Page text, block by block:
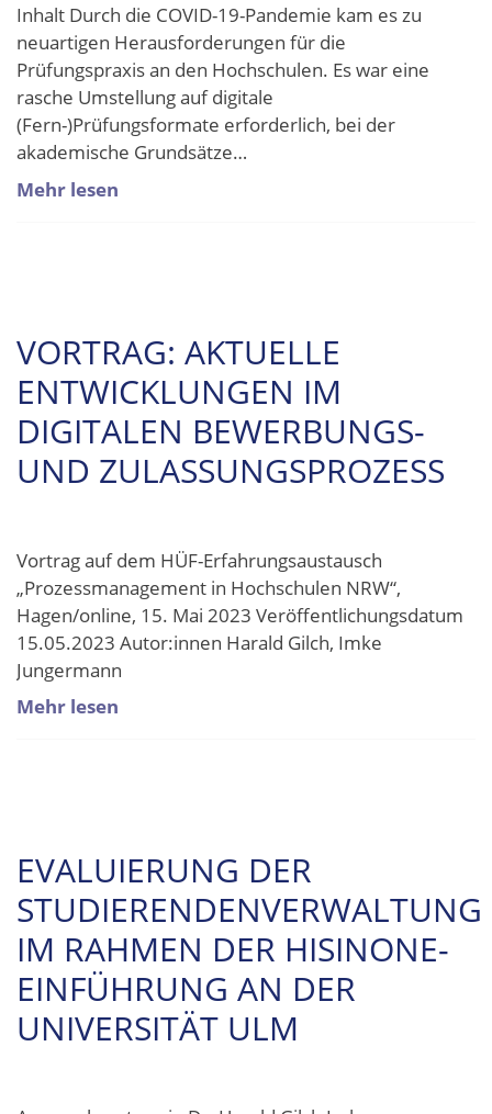
Inhalt Durch die COVID-19-Pandemie kam es zu
neuartigen Herausforderungen für die
Prüfungspraxis an den Hochschulen. Es war eine
rasche Umstellung auf digitale
(Fern-)Prüfungsformate erforderlich, bei der
akademische Grundsätze…
Mehr lesen
VORTRAG: AKTUELLE
ENTWICKLUNGEN IM
DIGITALEN BEWERBUNGS-
UND ZULASSUNGSPROZESS
Vortrag auf dem HÜF-Erfahrungsaustausch
„Prozessmanagement in Hochschulen NRW“,
Hagen/online, 15. Mai 2023 Veröffentlichungsdatum
15.05.2023 Autor:innen Harald Gilch, Imke
Jungermann
Mehr lesen
EVALUIERUNG DER
STUDIERENDENVERWALTUNG
IM RAHMEN DER HISINONE-
EINFÜHRUNG AN DER
UNIVERSITÄT ULM